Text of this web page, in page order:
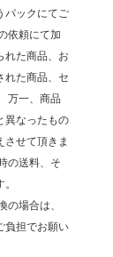
パックにてご
依頼にて加
れた商品、お
れた商品、セ
万一、商品
異なったもの
させて頂きま
の送料、そ
の場合は、
負担でお願い